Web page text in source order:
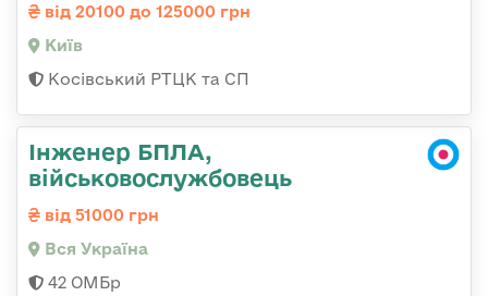
від 20100 до 125000 грн
Київ
Косівський РТЦК та СП
Інженер БПЛА,
військовослужбовець
від 51000 грн
Вся Україна
42 ОМБр